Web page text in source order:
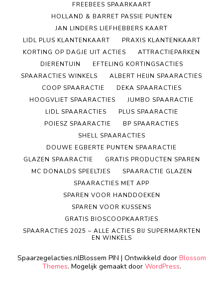
Spaarzegelacties.nlBlossem PIN | Ontwikkeld door Blossom
Themes. Mogelijk gemaakt door WordPress.
FREEBEES SPAARKAART
HOLLAND & BARRET PASSIE PUNTEN
JAN LINDERS LIEFHEBBERS KAART
LIDL PLUS KLANTENKAART
PRAXIS KLANTENKAART
KORTING OP DAGJE UIT ACTIES
ATTRACTIEPARKEN
DIERENTUIN
EFTELING KORTINGSACTIES
SPAARACTIES WINKELS
ALBERT HEIJN SPAARACTIES
COOP SPAARACTIE
DEKA SPAARACTIES
HOOGVLIET SPAARACTIES
JUMBO SPAARACTIE
LIDL SPAARACTIES
PLUS SPAARACTIE
POIESZ SPAARACTIE
BP SPAARACTIES
SHELL SPAARACTIES
DOUWE EGBERTE PUNTEN SPAARACTIE
GLAZEN SPAARACTIE
GRATIS PRODUCTEN SPAREN
MC DONALDS SPEELTJES
SPAARACTIE GLAZEN
SPAARACTIES MET APP
SPAREN VOOR HANDDOEKEN
SPAREN VOOR KUSSENS
GRATIS BIOSCOOPKAARTJES
SPAARACTIES 2025 – ALLE ACTIES BIJ SUPERMARKTEN
EN WINKELS